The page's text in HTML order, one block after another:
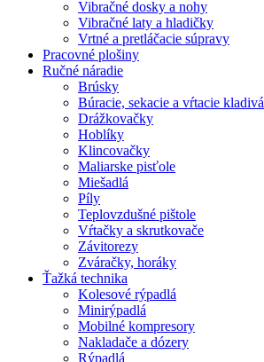
Vibračné dosky a nohy
Vibračné laty a hladičky
Vrtné a pretláčacie súpravy
Pracovné plošiny
Ručné náradie
Brúsky
Búracie, sekacie a vŕtacie kladivá
Drážkovačky
Hoblíky
Klincovačky
Maliarske pisťole
Miešadlá
Píly
Teplovzdušné pištole
Vŕtačky a skrutkovače
Závitorezy
Zváračky, horáky
Ťažká technika
Kolesové rýpadlá
Minirýpadlá
Mobilné kompresory
Nakladače a dózery
Rýpadlá